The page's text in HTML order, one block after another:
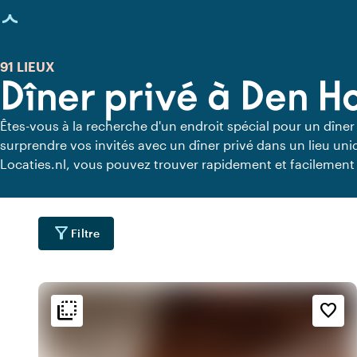
chargée
Dîner privé à Den
91 LIEUX
Êtes-vous à la recherche d'un endroit spécial pour un
surprendre vos invités avec un dîner privé dans un lieu
Locaties.nl, vous pouvez trouver rapidement et facilement
pour un délicieux dîner privé.
filter_alt Filtre
flip_to_back favorite_border
flip_to_back Ambiance
info
Accessibilité et emplacement
info